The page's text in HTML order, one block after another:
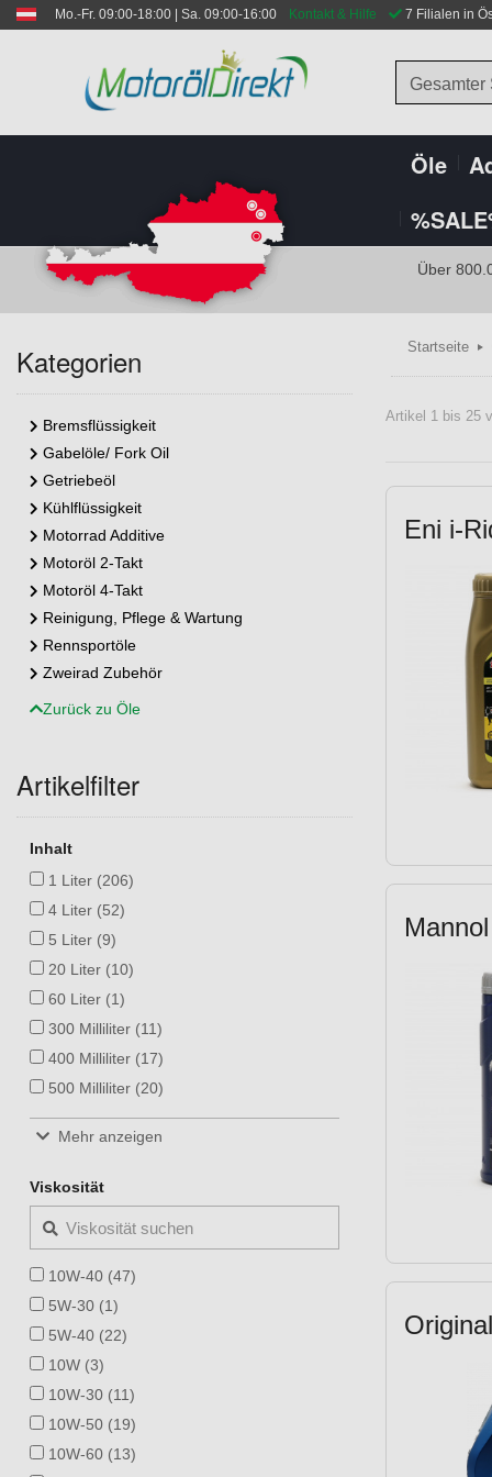
Mo.-Fr. 09:00-18:00 | Sa. 09:00-16:00 Kontakt & Hilfe 7 Filialen in
Gesamter
Öle
Über
Startseite
Artikel 1 bis 25
Eni i-
Kategorien
Bremsflüssigkeit
Gabelöle/ Fork Oil
Getriebeöl
Kühlflüssigkeit
Motorrad Additive
Motoröl 2-Takt
Motoröl 4-Takt
Reinigung, Pflege & Wartung
Rennsportöle
Zweirad Zubehör
Zurück zu Öle
Artikelfilter
Inhalt
1 Liter (206)
4 Liter (52)
5 Liter (9)
20 Liter (10)
60 Liter (1)
300 Milliliter (11)
400 Milliliter (17)
500 Milliliter (20)
1 Stück pro Satz (5)
10 Liter (1)
125 Milliliter (7)
150 Milliliter (3)
Mehr anzeigen
Viskosität
10W-40 (47)
5W-30 (1)
5W-40 (22)
10W (3)
10W-30 (11)
10W-50 (19)
10W-60 (13)